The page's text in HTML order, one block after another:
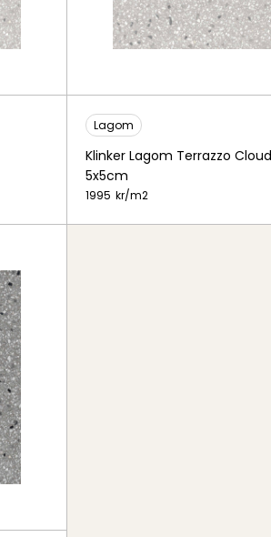
Lagom
Klinker Lagom Terrazzo
5x5cm
1995 kr/m2